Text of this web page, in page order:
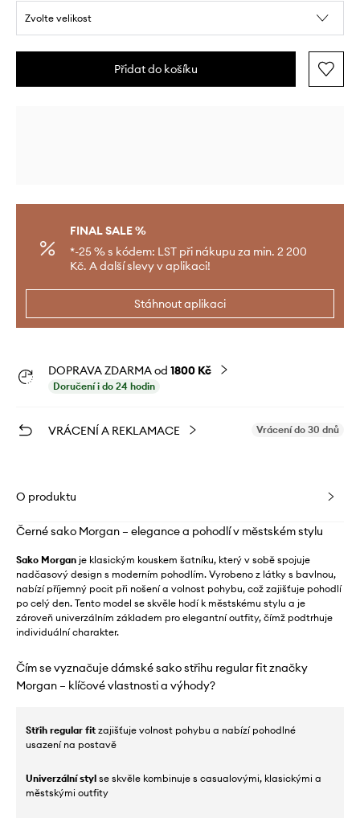
Zvolte velikost
Přidat do košíku
FINAL SALE %
*-25 % s kódem: LST při nákupu za min. 2 200
Kč. A další slevy v aplikaci!
Stáhnout aplikaci
DOPRAVA ZDARMA od 1800 Kč
Doručení i do 24 hodin
VRÁCENÍ A REKLAMACE Vrácení do 30 dnů
O produktu
Černé sako Morgan – elegance a pohodlí v městském stylu
Sako Morgan je klasickým kouskem šatníku, který v sobě spojuje
nadčasový design s moderním pohodlím. Vyrobeno z látky s bavlnou,
nabízí příjemný pocit při nošení a volnost pohybu, což zajišťuje pohodlí
po celý den. Tento model se skvěle hodí k městskému stylu a je
zároveň univerzálním základem pro elegantní outfity, čímž podtrhuje
individuální charakter.
Čím se vyznačuje dámské sako střihu regular fit značky
Morgan – klíčové vlastnosti a výhody?
Střih regular fit zajišťuje volnost pohybu a nabízí pohodlné
usazení na postavě
Univerzální styl se skvěle kombinuje s casualovými, klasickými a
městskými outfity